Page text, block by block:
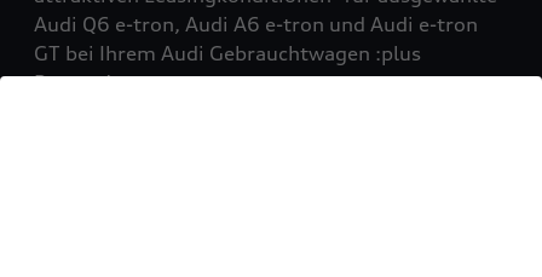
Audi Q6 e-tron, Audi A6 e-tron und Audi e-tron
GT bei Ihrem Audi Gebrauchtwagen :plus
Partner!